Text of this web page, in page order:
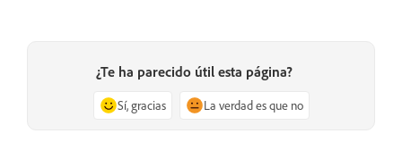
¿Te ha parecido útil esta página?
Sí, gracias La verdad es que no